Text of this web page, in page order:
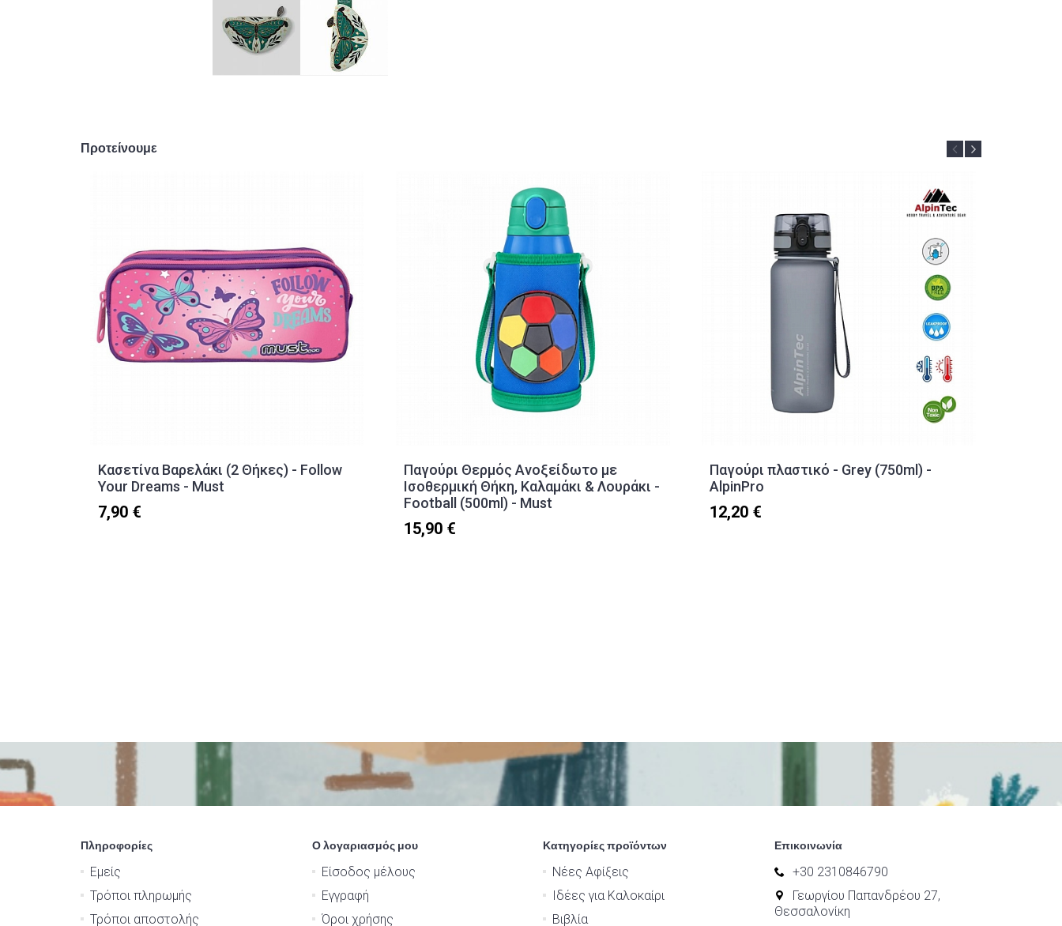
Προτείνουμε
Κασετίνα Βαρελάκι (2 Θήκες) - Follow
Your Dreams - Must
7,90 €
Παγούρι Θερμός Ανοξείδωτο με
Ισοθερμική Θήκη, Καλαμάκι & Λουράκι -
Football (500ml) - Must
15,90 €
Παγούρι πλαστικό - Grey (750ml) -
AlpinPro
12,20 €
Πληροφορίες
Εμείς
Τρόποι πληρωμής
Τρόποι αποστολής
Ο λογαριασμός μου
Είσοδος μέλους
Εγγραφή
Όροι χρήσης
Κατηγορίες προϊόντων
Νέες Αφίξεις
Ιδέες για Καλοκαίρι
Βιβλία
Επικοινωνία
+30 2310846790
Γεωργίου Παπανδρέου 27,
Θεσσαλονίκη